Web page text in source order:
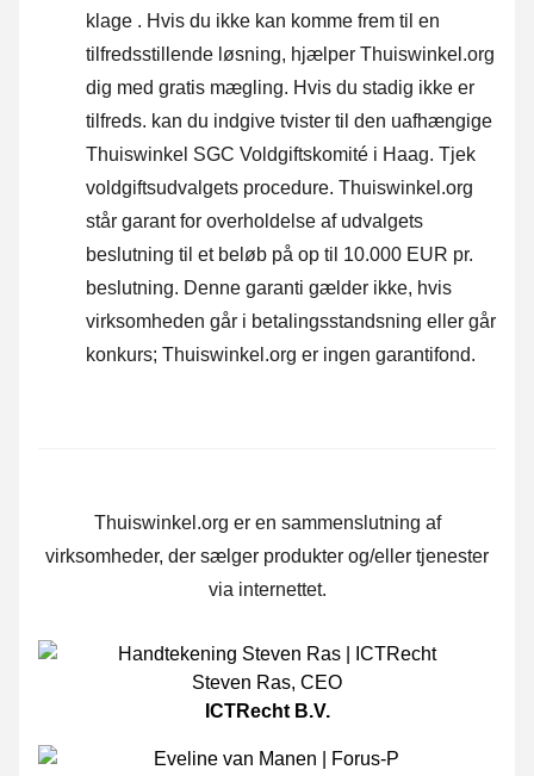
klage . Hvis du ikke kan komme frem til en
tilfredsstillende løsning, hjælper Thuiswinkel.org
dig med gratis mægling. Hvis du stadig ikke er
tilfreds. kan du indgive tvister til den uafhængige
Thuiswinkel SGC Voldgiftskomité i Haag. Tjek
voldgiftsudvalgets procedure. Thuiswinkel.org
står garant for overholdelse af udvalgets
beslutning til et beløb på op til 10.000 EUR pr.
beslutning. Denne garanti gælder ikke, hvis
virksomheden går i betalingsstandsning eller går
konkurs; Thuiswinkel.org er ingen garantifond.
Thuiswinkel.org er en sammenslutning af
virksomheder, der sælger produkter og/eller tjenester
via internettet.
Steven Ras, CEO
ICTRecht B.V.